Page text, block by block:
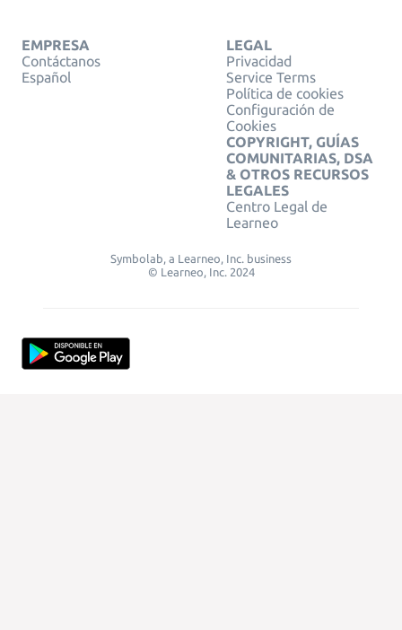
EMPRESA
Contáctanos
Español
LEGAL
Privacidad
Service Terms
Política de cookies
Configuración de
Cookies
COPYRIGHT, GUÍAS
COMUNITARIAS, DSA
& OTROS RECURSOS
LEGALES
Centro Legal de
Learneo
Symbolab, a Learneo, Inc. business
© Learneo, Inc. 2024